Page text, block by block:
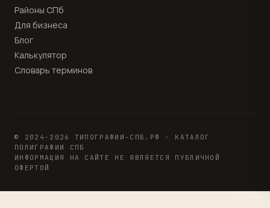
Районы СПб
Для бизнеса
Блог
Калькулятор
Словарь терминов
© 2024-2026 ТИПОГРАФИИ-СПБ.РФ · КАТАЛОГ
ПОЛИГРАФИИ СПБ
ИНФОРМАЦИЯ НА САЙТЕ НЕ ЯВЛЯЕТСЯ ПУБЛИЧНОЙ
ОФЕРТОЙ